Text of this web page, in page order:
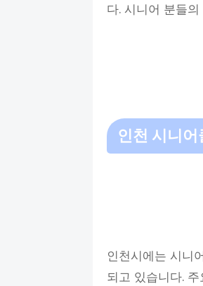
다. 시니어 분들
인천 시니어
인천시에는 시니
되고 있습니다.